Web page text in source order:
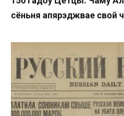
сёньня апярэджвае свой